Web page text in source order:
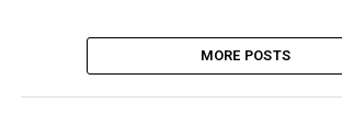
MORE POSTS